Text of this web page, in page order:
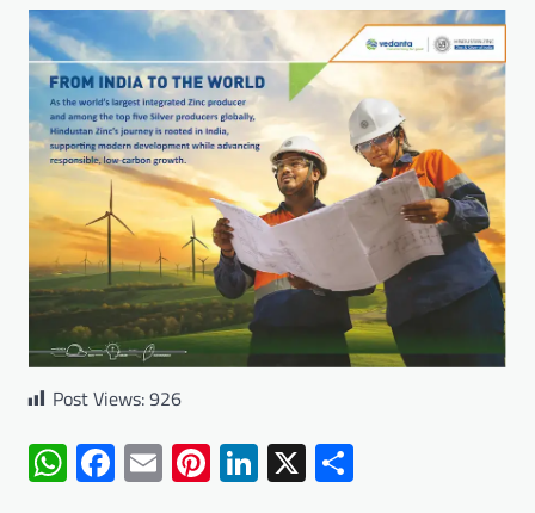
Post Views:926
WhatsApp
Facebook
EmailPinterest
LinkedIn
X